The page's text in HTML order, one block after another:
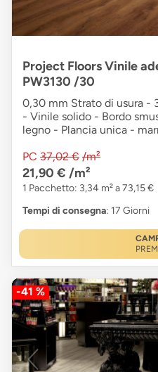
Project Floors Vinile
PW3130 /30
0,30 mm Strato di usura -
- Vinile solido - Bordo
legno - Plancia unica -
PC 37,02 € /m²
21,90 € /m²
1 Pacchetto: 3,34 m² a 73,15 €
Tempi di consegna: 17 Giorni
-41 %